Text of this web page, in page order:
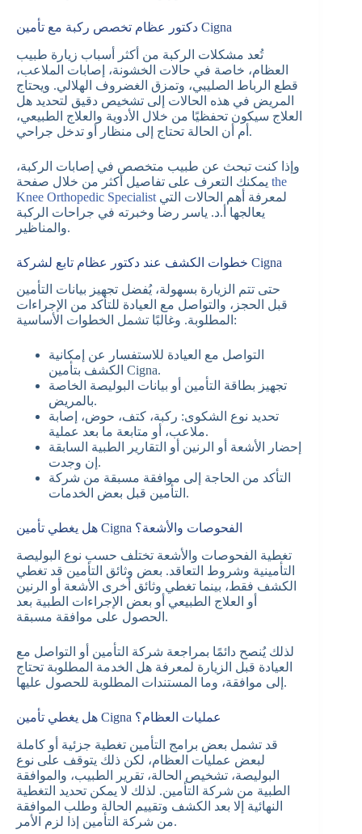
دكتور عظام تخصص ركبة مع تأمين Cigna
تُعد مشكلات الركبة من أكثر أسباب زيارة طبيب
العظام، خاصة في حالات الخشونة، إصابات الملاعب،
قطع الرباط الصليبي، وتمزق الغضروف الهلالي. ويحتاج
المريض في هذه الحالات إلى تشخيص دقيق لتحديد هل
العلاج سيكون تحفظيًا من خلال الأدوية والعلاج الطبيعي،
أم أن الحالة تحتاج إلى منظار أو تدخل جراحي.
وإذا كنت تبحث عن طبيب متخصص في إصابات الركبة،
the
Knee Orthopedic Specialist
يعالجها أ.د. ياسر رضا وخبرته في جراحات الركبة
والمناظير.
خطوات الكشف عند دكتور عظام تابع لشركة Cigna
حتى تتم الزيارة بسهولة، يُفضل تجهيز بيانات التأمين
قبل الحجز، والتواصل مع العيادة للتأكد من الإجراءات
المطلوبة. وغالبًا تشمل الخطوات الأساسية:
التواصل مع العيادة للاستفسار عن إمكانية
الكشف بتأمين Cigna.
تجهيز بطاقة التأمين أو بيانات البوليصة الخاصة
بالمريض.
تحديد نوع الشكوى: ركبة، كتف، حوض، إصابة
ملاعب، أو متابعة ما بعد عملية.
إحضار الأشعة أو الرنين أو التقارير الطبية السابقة
إن وجدت.
التأكد من الحاجة إلى موافقة مسبقة من شركة
التأمين قبل بعض الخدمات.
هل يغطي تأمين Cigna الفحوصات والأشعة؟
تغطية الفحوصات والأشعة تختلف حسب نوع البوليصة
التأمينية وشروط التعاقد. بعض وثائق التأمين قد تغطي
الكشف فقط، بينما تغطي وثائق أخرى الأشعة أو الرنين
أو العلاج الطبيعي أو بعض الإجراءات الطبية بعد
الحصول على موافقة مسبقة.
لذلك يُنصح دائمًا بمراجعة شركة التأمين أو التواصل مع
العيادة قبل الزيارة لمعرفة هل الخدمة المطلوبة تحتاج
إلى موافقة، وما المستندات المطلوبة للحصول عليها.
هل يغطي تأمين Cigna عمليات العظام؟
قد تشمل بعض برامج التأمين تغطية جزئية أو كاملة
لبعض عمليات العظام، لكن ذلك يتوقف على نوع
البوليصة، تشخيص الحالة، تقرير الطبيب، والموافقة
الطبية من شركة التأمين. لذلك لا يمكن تحديد التغطية
النهائية إلا بعد الكشف وتقييم الحالة وطلب الموافقة
من شركة التأمين إذا لزم الأمر.